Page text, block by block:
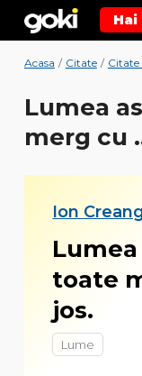
Hai
Acasa / Citate / Citate
Lumea
merg cu
Ion
toate
jos.
Lume